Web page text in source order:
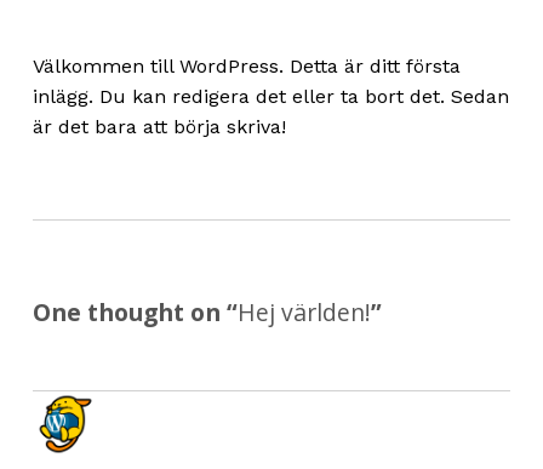
Välkommen till WordPress. Detta är ditt första
inlägg. Du kan redigera det eller ta bort det. Sedan
är det bara att börja skriva!
Skip back to main navigation
One thought on “Hej världen!”